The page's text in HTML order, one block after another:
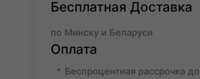
Бесплатная Доставка
по Минску и Беларуси
Оплата
Беспроцентная рассрочка